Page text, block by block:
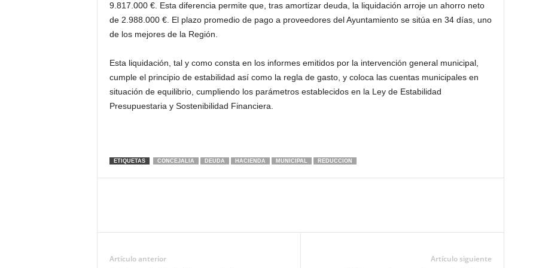
9.817.000 €. Esta diferencia permite que, tras amortizar deuda, la liquidación arroje un ahorro neto
de 2.988.000 €. El plazo promedio de pago a proveedores del Ayuntamiento se sitúa en 34 días, uno
de los mejores de la Región.
Esta liquidación, tal y como consta en los informes emitidos por la intervención general municipal,
cumple el principio de estabilidad así como la regla de gasto, y coloca las cuentas municipales en
situación de equilibrio, cumpliendo los parámetros establecidos en la Ley de Estabilidad
Presupuestaria y Sostenibilidad Financiera.
ETIQUETAS CONCEJALIA DEUDA HACIENDA MUNICIPAL REDUCCION
Artículo anterior Artículo siguiente